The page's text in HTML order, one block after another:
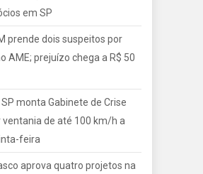
em SP
prende dois suspeitos por
AME; prejuízo chega a R$ 50
monta Gabinete de Crise
de até 100 km/h a
feira
aprova quatro projetos na